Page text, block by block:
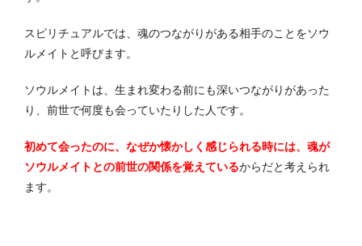
スピリチュアルでは、魂のつながりがある相手のことをソウ
ルメイトと呼びます。
ソウルメイトは、生まれ変わる前にも深いつながりがあった
り、前世で何度も会っていたりした人です。
初めて会ったのに、なぜか懐かしく感じられる時には、魂が
ソウルメイトとの前世の関係を覚えているからだと考えられ
ます。